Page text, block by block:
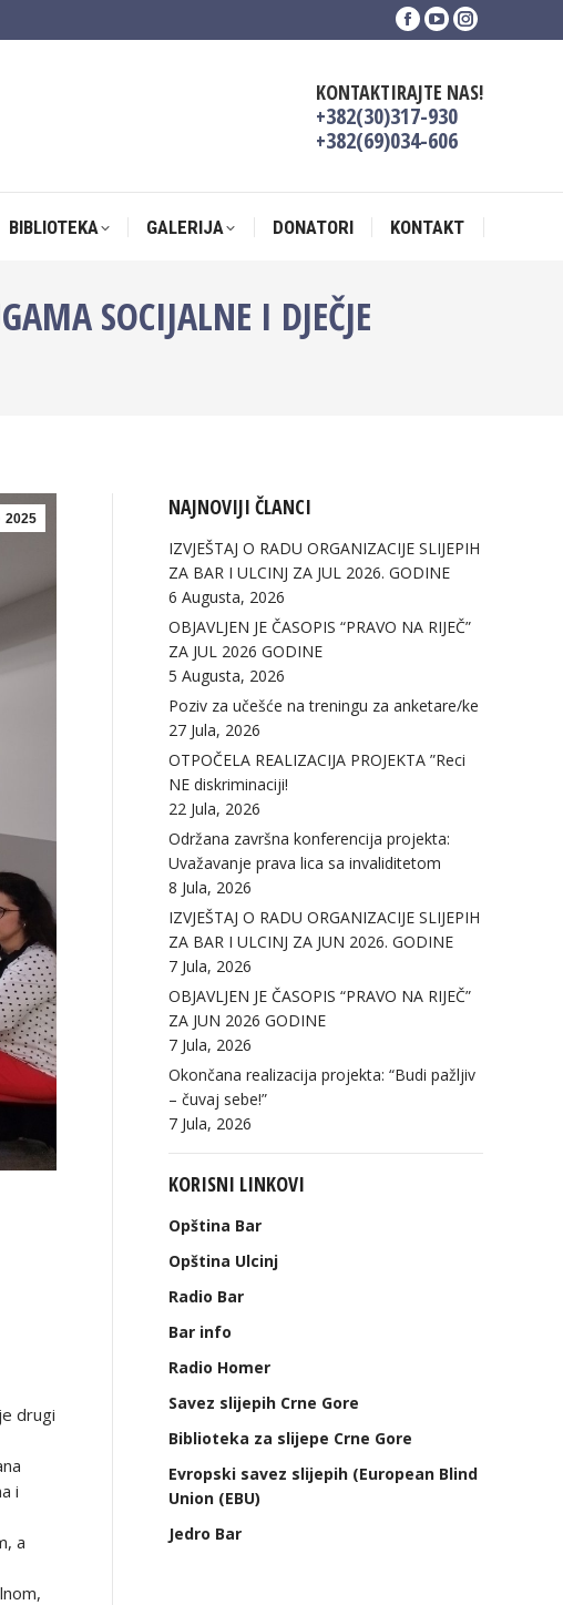
Facebook
in
new
window
YouTube
in
new
window
Instagram
in
KONTAKTIRAJTE NAS!
+382(30)317-930
+382(69)034-606
BIBLIOTEKA GALERIJA DONATORI KONTAKT
SOCIJALNE I DJEČJE
2025
drugi
i
a
NAJNOVIJI ČLANCI
IZVJEŠTAJ O RADU ORGANIZACIJE SLIJEPIH
ZA BAR I ULCINJ ZA JUL 2026. GODINE
6 Augusta, 2026
OBJAVLJEN JE ČASOPIS “PRAVO NA RIJEČ”
ZA JUL 2026 GODINE
5 Augusta, 2026
Poziv za učešće na treningu za anketare/ke
27 Jula, 2026
OTPOČELA REALIZACIJA PROJEKTA ”Reci
NE diskriminaciji!
22 Jula, 2026
Održana završna konferencija projekta:
Uvažavanje prava lica sa invaliditetom
8 Jula, 2026
IZVJEŠTAJ O RADU ORGANIZACIJE SLIJEPIH
ZA BAR I ULCINJ ZA JUN 2026. GODINE
7 Jula, 2026
OBJAVLJEN JE ČASOPIS “PRAVO NA RIJEČ”
ZA JUN 2026 GODINE
7 Jula, 2026
Okončana realizacija projekta: “Budi pažljiv
– čuvaj sebe!”
7 Jula, 2026
KORISNI LINKOVI
Opština Bar
Opština Ulcinj
Radio Bar
Bar info
Radio Homer
Savez slijepih Crne Gore
Biblioteka za slijepe Crne Gore
Evropski savez slijepih (European Blind
Union (EBU)
Jedro Bar
BIBLIOTEKA GALERIJA DONATORI KONTAKT